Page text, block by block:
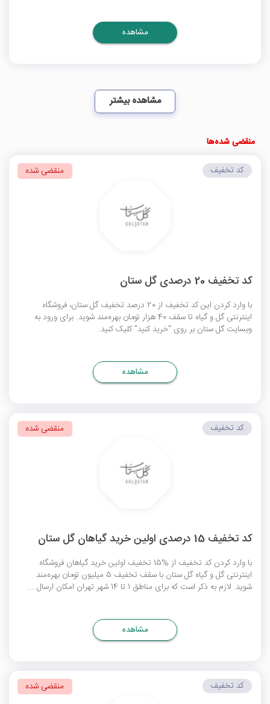
مشاهده
مشاهده بیشتر
منقضی شده‌ها
کد تخفیف 20 درصدی گل ستان
با وارد کردن این کد تخفیف از 20 درصد تخفیف گل ستان، فروشگاه
اینترنتی گل و گیاه تا سقف 40 هزار تومان بهره‌مند شوید. برای ورود به
وبسایت گل ستان بر روی "خرید کنید" کلیک کنید.
کد تخفیف منقضی شده
مشاهده
کد تخفیف 15 درصدی اولین خرید گیاهان گل ستان
با وارد کردن کد تخفیف از %15 تخفیف اولین خرید گیاهان فروشگاه
اینترنتی گل و گیاه گل ستان با سقف تخفیف 5 میلیون تومان بهره‌مند
شوید. لازم به ذکر است که برای مناطق 1 تا 14 شهر تهران امکان ارسال ...
کد تخفیف منقضی شده
مشاهده
کد تخفیف منقضی شده